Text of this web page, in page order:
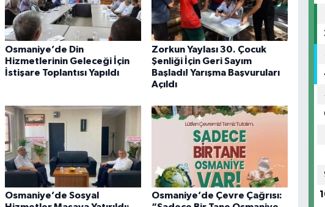
Osmaniye’de Din
Hizmetlerinin Geleceği İçin
İstişare Toplantısı Yapıldı
Zorkun Yaylası 30. Çocuk
Şenliği İçin Geri Sayım
Başladı! Yarışma Başvuruları
Açıldı
Osmaniye’de Sosyal
Osmaniye’de Çevre Çağrısı: